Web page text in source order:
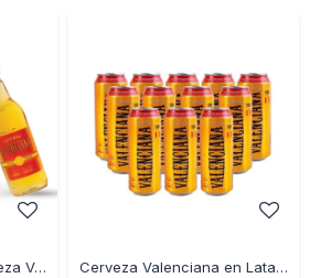
Pack X 6 Botellas Cerveza Valenciana 330 Ml Cerveza Valenciana en Latas 12X 500 Ml